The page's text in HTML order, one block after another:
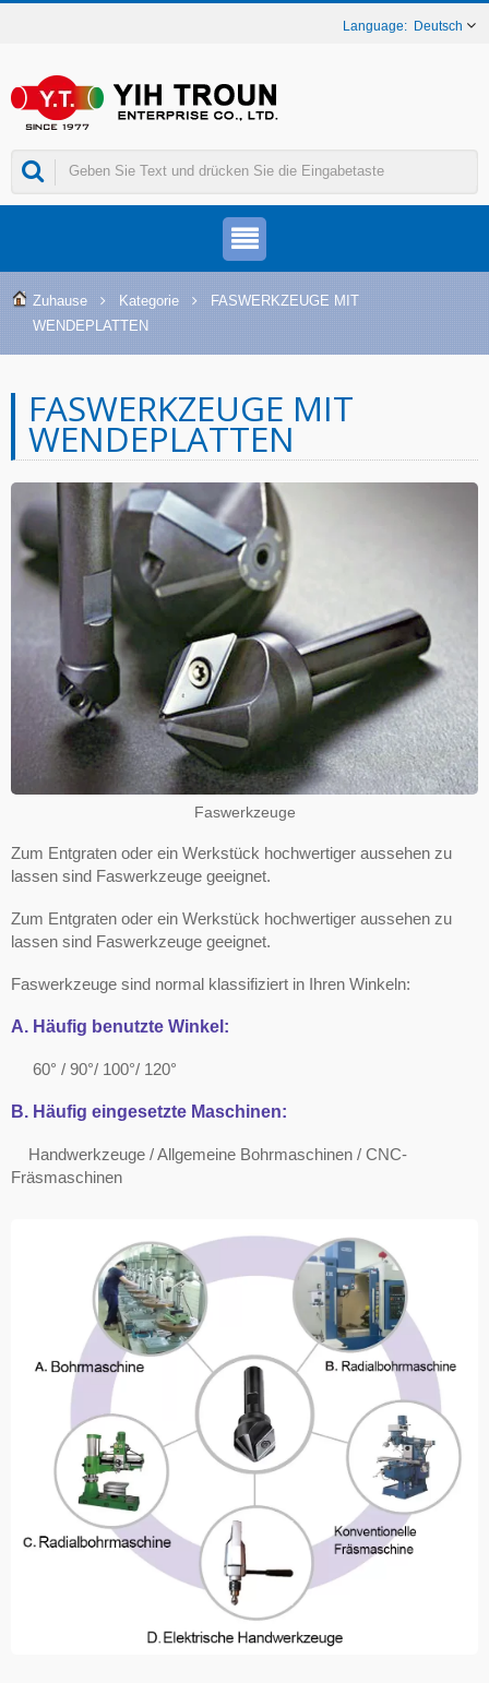
Deutsch
Zuhause Kategorie
FASWERKZEUGE MIT
WENDEPLATTEN
FASWERKZEUGE MIT
WENDEPLATTEN
Faswerkzeuge
Zum Entgraten oder ein Werkstück hochwertiger aussehen zu
lassen sind Faswerkzeuge geeignet.
Zum Entgraten oder ein Werkstück hochwertiger aussehen zu
lassen sind Faswerkzeuge geeignet.
Faswerkzeuge sind normal klassifiziert in Ihren Winkeln:
A. Häufig benutzte Winkel :
60° / 90°/ 100°/ 120°
B. Häufig eingesetzte Maschinen:
Handwerkzeuge / Allgemeine Bohrmaschinen / CNC-
Fräsmaschinen